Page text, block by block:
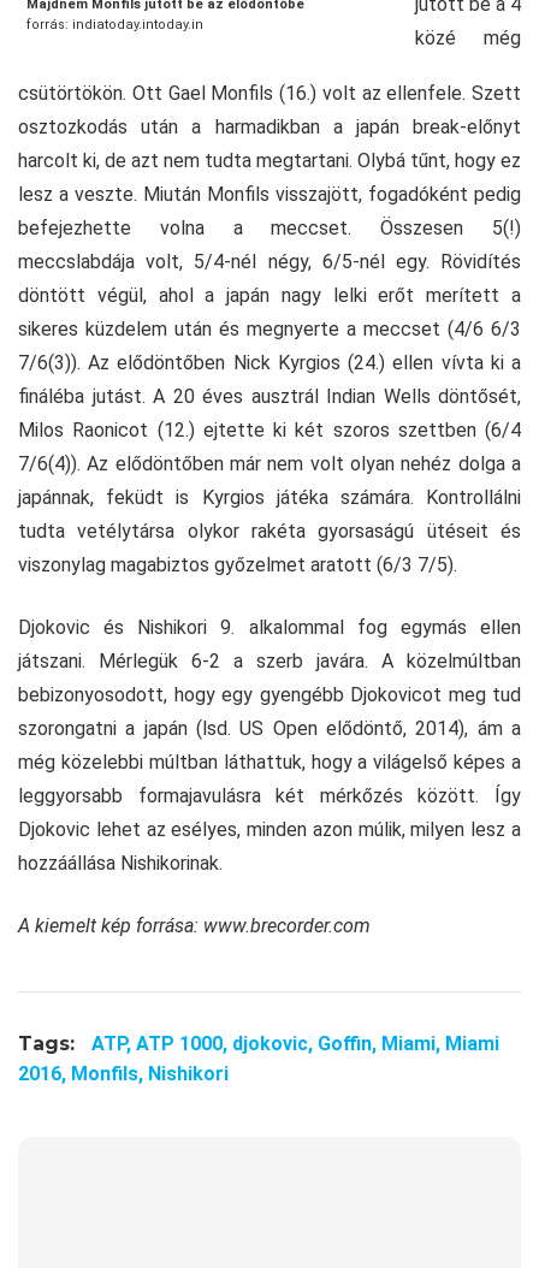
Majdnem Monfils jutott be az elődöntőbe
forrás: indiatoday.intoday.in
közé még
csütörtökön. Ott Gael Monfils (16.) volt az ellenfele. Szett
osztozkodás után a harmadikban a japán break-előnyt
harcolt ki, de azt nem tudta megtartani. Olybá tűnt, hogy ez
lesz a veszte. Miután Monfils visszajött, fogadóként pedig
befejezhette volna a meccset. Összesen 5(!)
meccslabdája volt, 5/4-nél négy, 6/5-nél egy. Rövidítés
döntött végül, ahol a japán nagy lelki erőt merített a
sikeres küzdelem után és megnyerte a meccset (4/6 6/3
7/6(3)). Az elődöntőben Nick Kyrgios (24.) ellen vívta ki a
fináléba jutást. A 20 éves ausztrál Indian Wells döntősét,
Milos Raonicot (12.) ejtette ki két szoros szettben (6/4
7/6(4)). Az elődöntőben már nem volt olyan nehéz dolga a
japánnak, feküdt is Kyrgios játéka számára. Kontrollálni
tudta vetélytársa olykor rakéta gyorsaságú ütéseit és
viszonylag magabiztos győzelmet aratott (6/3 7/5).
Djokovic és Nishikori 9. alkalommal fog egymás ellen
játszani. Mérlegük 6-2 a szerb javára. A közelmúltban
bebizonyosodott, hogy egy gyengébb Djokovicot meg tud
szorongatni a japán (lsd. US Open elődöntő, 2014), ám a
még közelebbi múltban láthattuk, hogy a világelső képes a
leggyorsabb formajavulásra két mérkőzés között. Így
Djokovic lehet az esélyes, minden azon múlik, milyen lesz a
hozzáállása Nishikorinak.
A kiemelt kép forrása: www.brecorder.com
Tags: ATP, ATP 1000, djokovic, Goffin, Miami, Miami
2016, Monfils, Nishikori